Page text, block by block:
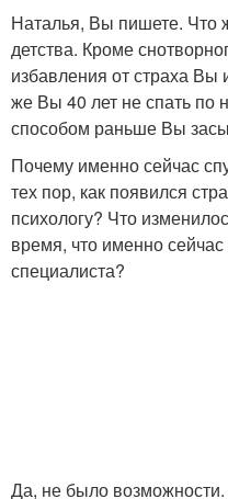
Наталья, Вы пишете. Что
детства. Кроме
избавления от страха
же Вы 40 лет не спать по
способом раньше Вы
Почему именно сейчас
тех пор, как появился
психологу? Что
время, что именно
специалиста?
Да, не было